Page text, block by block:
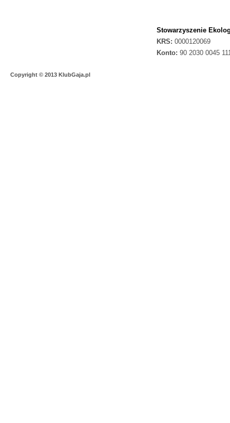
Stowarzyszenie
KRS: 0000120069
Konto: 90 2030 0045
Copyright © 2013 KlubGaja.pl